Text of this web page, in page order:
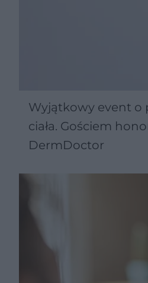
Wyjątkowy event o
ciała. Gościem
DermDoctor